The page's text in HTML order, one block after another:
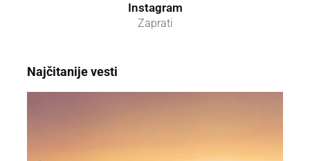
Instagram
Zaprati
Najčitanije vesti